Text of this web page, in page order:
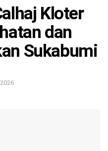
Kloter
dan
Sukabumi